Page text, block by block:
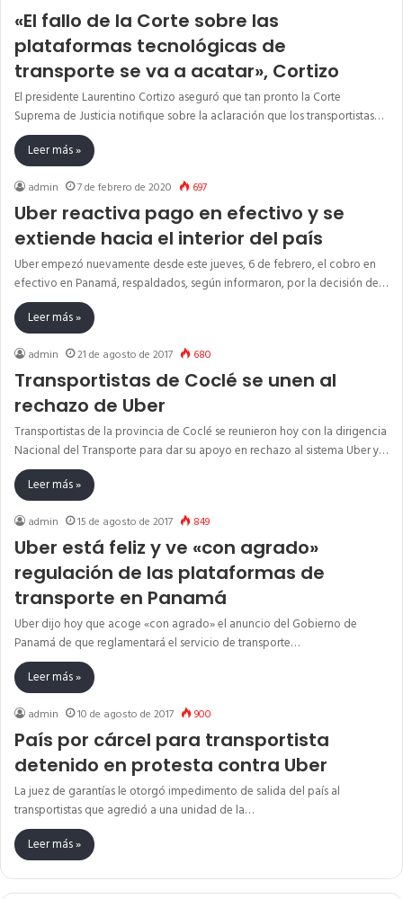
«El fallo de la Corte sobre las
plataformas tecnológicas de
transporte se va a acatar», Cortizo
El presidente Laurentino Cortizo aseguró que tan pronto la Corte
Suprema de Justicia notifique sobre la aclaración que los transportistas…
Leer más »
admin 7 de febrero de 2020 697
Uber reactiva pago en efectivo y se
extiende hacia el interior del país
Uber empezó nuevamente desde este jueves, 6 de febrero, el cobro en
efectivo en Panamá, respaldados, según informaron, por la decisión de…
Leer más »
admin 21 de agosto de 2017 680
Transportistas de Coclé se unen al
rechazo de Uber
Transportistas de la provincia de Coclé se reunieron hoy con la dirigencia
Nacional del Transporte para dar su apoyo en rechazo al sistema Uber y…
Leer más »
admin 15 de agosto de 2017 849
Uber está feliz y ve «con agrado»
regulación de las plataformas de
transporte en Panamá
Uber dijo hoy que acoge «con agrado» el anuncio del Gobierno de
Panamá de que reglamentará el servicio de transporte…
Leer más »
admin 10 de agosto de 2017 900
País por cárcel para transportista
detenido en protesta contra Uber
La juez de garantías le otorgó impedimento de salida del país al
transportistas que agredió a una unidad de la…
Leer más »